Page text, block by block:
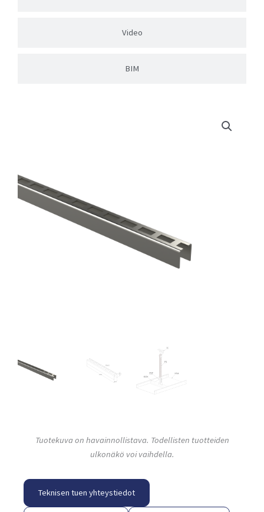
Video
BIM
Tuotekuva on havainnollistava. Todellisten tuotteiden
ulkonäkö voi vaihdella.
Teknisen tuen yhteystiedot